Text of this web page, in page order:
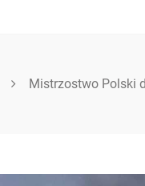
Mistrzostwo Polski